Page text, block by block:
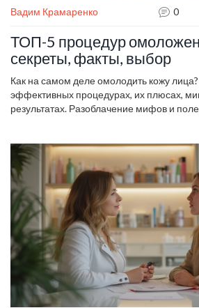
Вадим Крамаренко 0
ТОП-5 процедур
секреты, факты, выбор
Как на самом деле омолодить кожу
эффективных процедурах, их плюсах,
результатах. Разоблачение мифов и